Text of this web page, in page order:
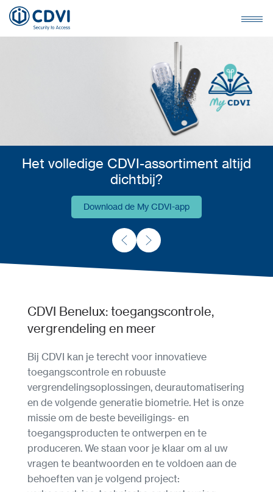
Het volledige CDVI-assortiment altijd
dichtbij?
Download de My CDVI-app
Download de My CDVI-app
CDVI Benelux: toegangscontrole,
vergrendeling en meer
Bij CDVI kan je terecht voor innovatieve
toegangscontrole en robuuste
vergrendelingsoplossingen, deurautomatisering
en de volgende generatie biometrie. Het is onze
missie om de beste beveiligings- en
toegangsproducten te ontwerpen en te
produceren. We staan voor je klaar om al uw
vragen te beantwoorden en te voldoen aan de
behoeften van je volgend project: